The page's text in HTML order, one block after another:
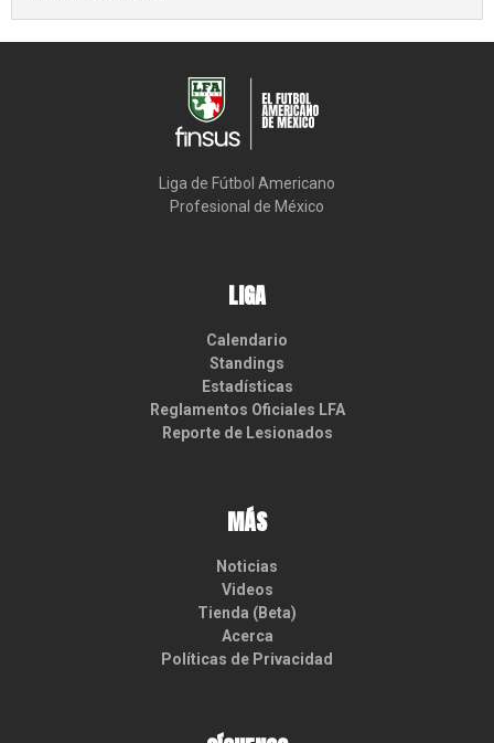
Liga de Fútbol Americano
Profesional de México
LIGA
Calendario
Standings
Estadísticas
Reglamentos Oficiales LFA
Reporte de Lesionados
MÁS
Noticias
Videos
Tienda (Beta)
Acerca
Políticas de Privacidad